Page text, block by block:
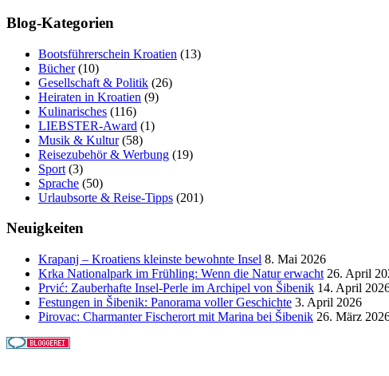
Blog-Kategorien
Bootsführerschein Kroatien (13)
Bücher(10)
Gesellschaft & Politik (26)
Heiraten in Kroatien (9)
Kulinarisches (116)
LIEBSTER-Award (1)
Musik & Kultur(58)
Reisezubehör & Werbung (19)
Sport (3)
Sprache (50)
Urlaubsorte & Reise-Tipps (201)
Neuigkeiten
Krapanj – Kroatiens kleinste bewohnte Insel 8. Mai 2026
Krka Nationalpark im Frühling: Wenn die Natur erwacht 26. April
Prvić: Zauberhafte Insel-Perle im Archipel von Šibenik 14. April
Festungen in Šibenik: Panorama voller Geschichte 3. April 2026
Pirovac: Charmanter Fischerort mit Marina bei Šibenik 26. März